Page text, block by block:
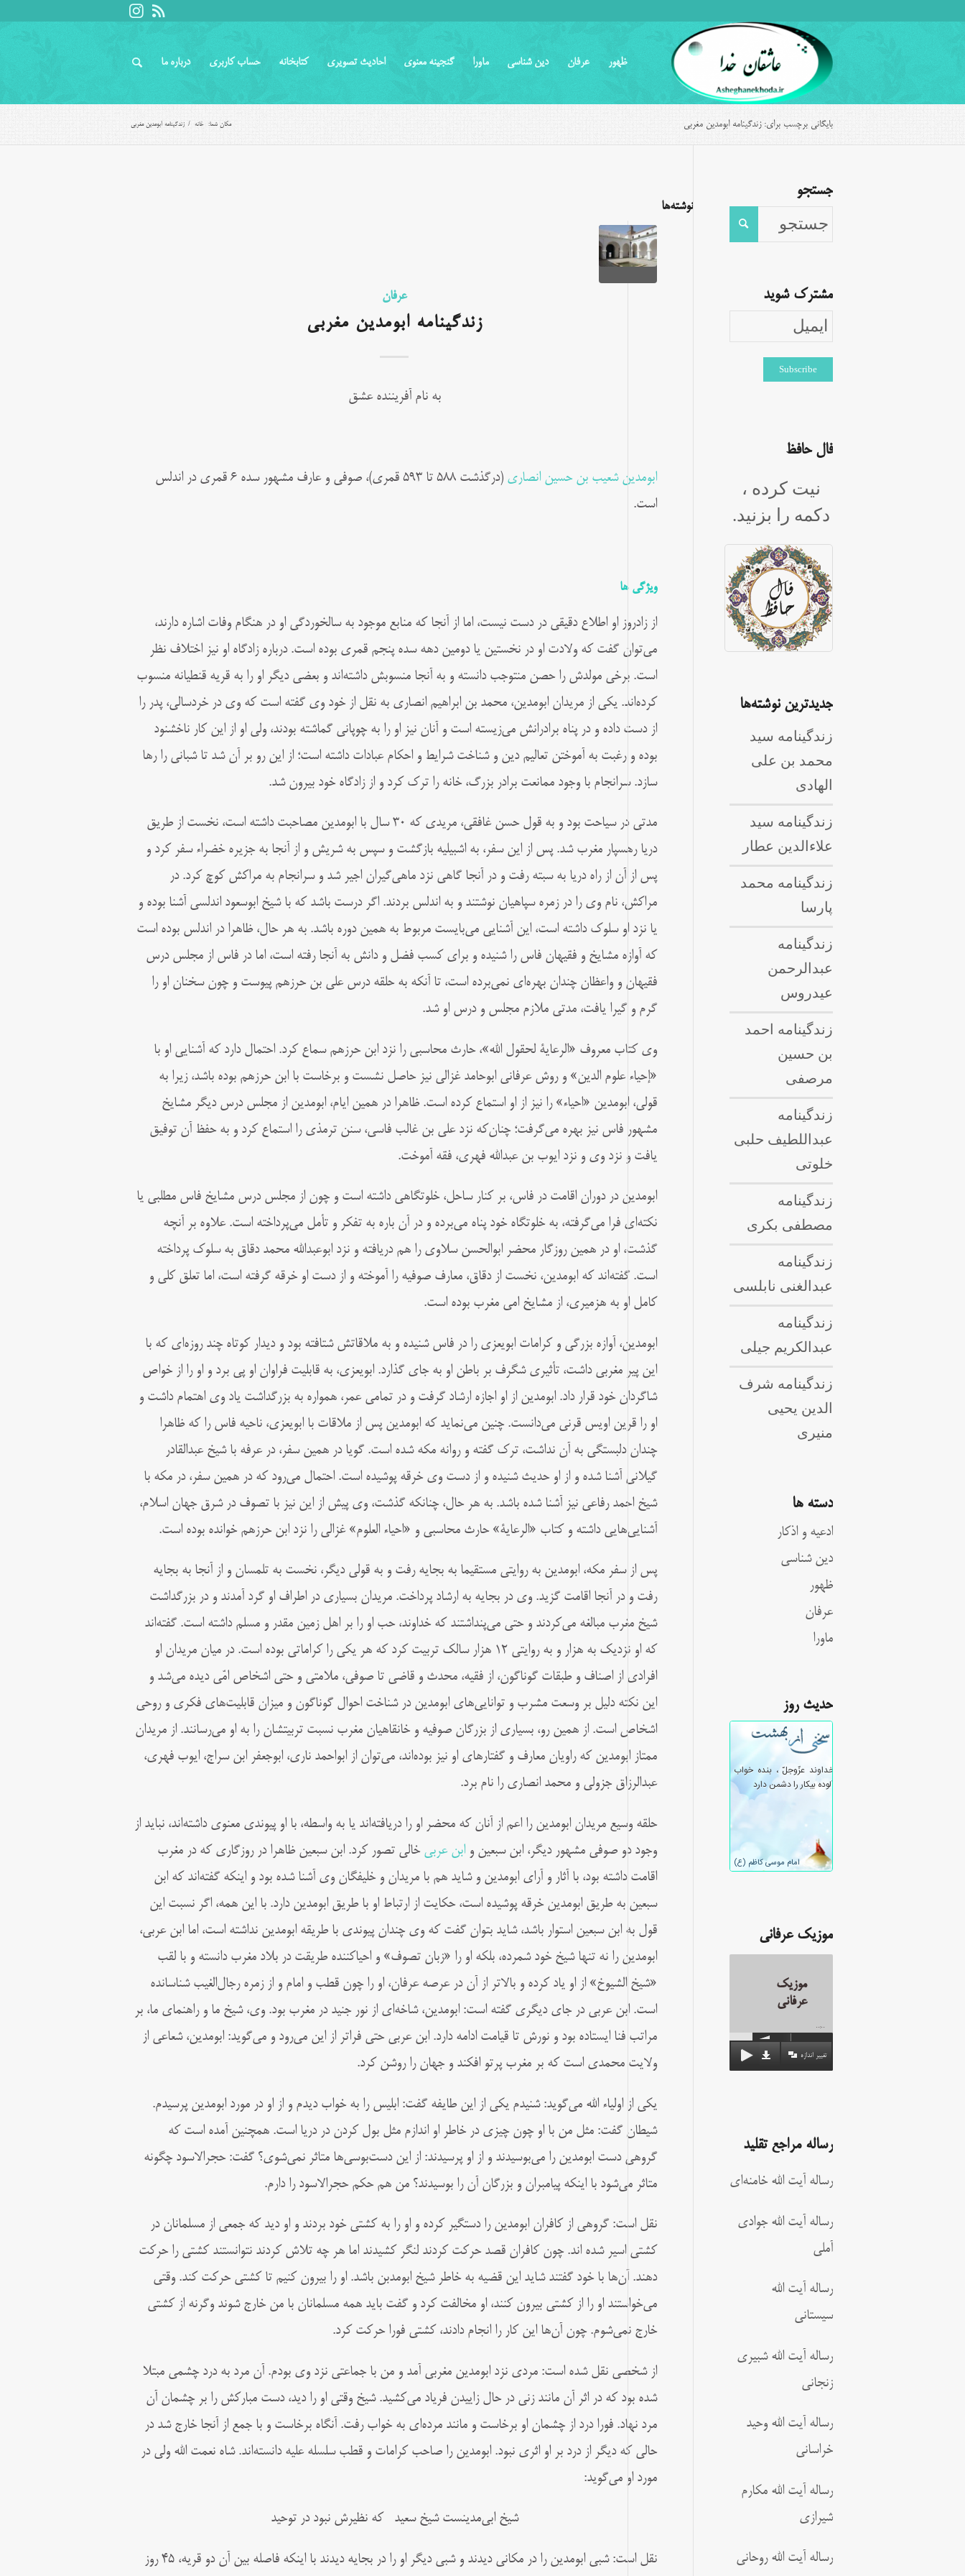
ظهور عرفان دین شناسی ماورا گنجینه معنوی احادیث تصویری کتابخانه حساب کاربری درباره ما
بایگانی برچسب برای: زندگینامه ابومدین مغربی مکان شما: خانه / زندگینامه ابومدین مغربی
نوشته‌ها
عرفان
زندگینامه ابومدین مغربی
به نام آفریننده عشق
ابومدين شعيب بن حسین انصارى
(درگذشت ۵۸۸ تا ۵۹۳ قمری)، صوفی و عارف مشهور سده ۶ قمری در اندلس
است.
ویژگی ها
از زادروز او اطلاع دقيقى در دست نيست، اما از آنجا كه منابع موجود به سالخوردگى او در هنگام وفات اشاره دارند،
مى‌توان گفت كه ولادت او در نخستين يا دومین دهه سده پنجم قمری بوده است. درباره زادگاه او نيز اختلاف‌ نظر
است. برخى مولدش را حصن منتوجب دانسته و به آنجا منسوبش داشته‌اند و بعضى ديگر او را به قريه قنطيانه منسوب
كرده‌اند. یکى از مريدان ابومدين، محمد بن ابراهیم انصارى به نقل از خود وى گفته است كه وی در خردسالى، پدر را
از دست داده و در پناه برادرانش مى‌زيسته است و آنان نيز او را به چوپانى گماشته بودند، ولى او از این كار ناخشنود
بوده و رغبت به آموختن تعاليم دين و شناخت شرايط و احكام عبادات داشته است؛ از اين‌ رو بر آن شد تا شبانى را رها
سازد. سرانجام با وجود ممانعت برادر بزرگ، خانه را ترک كرد و از زادگاه خود بيرون شد.
مدتى در سياحت بود و به قول حسن غافقى، مريدى كه ۳۰ سال با ابومدين مصاحبت داشته است، نخست از طريق
دريا رهسپار مغرب شد. پس از این سفر، به اشبيليه بازگشت و سپس به شريش و از آنجا به جزيره خضراء سفر كرد و
پس از آن از راه دريا به سبته رفت و در آنجا گاهى نزد ماهى‌گيران اجير شد و سرانجام به مراكش كوچ كرد. در
مراكش، نام وى را در زمره سپاهيان نوشتند و به اندلس بردند. اگر درست باشد كه با شيخ ابوسعود اندلسى آشنا بوده و
يا نزد او سلوک داشته است، این آشنايى مى‌بايست مربوط به همین دوره باشد. به‌ هر حال، ظاهرا در اندلس بوده است
كه آوازه مشايخ و فقيهان فاس را شنيده و برای كسب فضل و دانش به آنجا رفته است، اما در فاس از مجلس درس
فقيهان و واعظان چندان بهره‌اى نمى‌برده است، تا آنكه به حلقه درس على بن حرزهم پيوست و چون سخنان او را
گرم و گيرا يافت، مدتى ملازم مجلس و درس او شد.
وى کتاب معروف «الرعاية لحقول الله»، حارث محاسبى را نزد ابن حرزهم سماع كرد. احتمال دارد كه آشنايى او با
«إحياء علوم الدين» و روش عرفانى ابوحامد غزالى نيز حاصل نشست و برخاست با ابن حرزهم بوده باشد، زيرا به
قولى، ابومدين «احياء» را نيز از او استماع كرده است. ظاهرا در همین ايام، ابومدين از مجلس درس ديگر مشايخ
مشهور فاس نيز بهره مى‌گرفت؛ چنان‌كه نزد على بن غالب فاسى، سنن ترمذى را استماع كرد و به حفظ آن توفيق
يافت و نزد وى و نزد ايوب بن عبدالله فهرى، فقه آموخت.
ابومدين در دوران اقامت در فاس، بر كنار ساحل، خلوتگاهى داشته است و چون از مجلس درس مشايخ فاس مطلبى يا
نكته‌اى فرا مى‌گرفته، به خلوتگاه خود پناه مى‌برده و در آن باره به تفكر و تأمل مى‌پرداخته است. علاوه بر آنچه
گذشت، او در همین روزگار محضر ابوالحسن سلاوى را هم دريافته و نزد ابوعبدالله محمد دقاق به سلوک پرداخته
است. گفته‌اند كه ابومدين، نخست از دقاق، معارف صوفيه را آموخته و از دست او خرقه گرفته است، اما تعلق كلى و
كامل او به هزمیرى، از مشايخ امى مغرب بوده است.
ابومدين، آوازه بزرگى و كرامات ابویعزى را در فاس شنيده و به ملاقاتش شتافته بود و ديدار كوتاه چند روزه‌اى كه با
این پير مغربى داشت، تأثيرى شگرف بر باطن او به جاى گذارد. ابویعزى، به قابليت فراوان او پى برد و او را از خواص
شاگردان خود قرار داد. ابومدين از او اجازه ارشاد گرفت و در تمامى عمر، همواره به بزرگداشت ياد وى اهتمام داشت و
او را قرين اویس قرنى مى‌دانست. چنين مى‌نمايد كه ابومدين پس از ملاقات با ابویعزى، ناحيه فاس را كه ظاهرا
چندان دلبستگى به آن نداشت، ترک گفته و روانه مكه شده است. گویا در همین سفر، در عرفه با شيخ عبدالقادر
گيلانى آشنا شده و از او حديث شنيده و از دست وى خرقه پوشيده است. احتمال مى‌رود كه در همین سفر، در مكه با
شيخ احمد رفاعى نيز آشنا شده باشد. به‌ هر حال، چنانكه گذشت، وى پيش از این نيز با تصوف در شرق جهان اسلام،
آشنايى‌‌هایى داشته و کتاب «الرعاية» حارث محاسبى و «احياء العلوم» غزالى را نزد ابن حرزهم خوانده بوده است.
پس از سفر مكه، ابومدين به روايتى مستقيما به بجايه رفت و به قولى ديگر، نخست به تلمسان و از آنجا به بجايه
رفت و در آنجا اقامت گزيد. وى در بجايه به ارشاد پرداخت. مريدان بسيارى در اطراف او گرد آمدند و در بزرگداشت
شيخ مغرب مبالغه می‌كردند و حتى مى‌پنداشتند كه خداوند، حب او را بر اهل زمین مقدر و مسلم داشته است. گفته‌اند
كه او نزدیک به هزار و به روايتى ۱۲ هزار سالک تربيت كرد كه هر یکى را كراماتى بوده است. در میان مريدان او
افرادى از اصناف و طبقات گوناگون، از فقيه، محدث و قاضى تا صوفى، ملامتى و حتى اشخاص امّى ديده مى‌شد و
این نكته دليل بر وسعت مشرب و توانايى‌هاى ابومدين در شناخت احوال گوناگون و میزان قابليت‌هاى فكرى و روحى
اشخاص است. از همین رو، بسيارى از بزرگان صوفيه و خانقاهيان مغرب نسبت تربيتشان را به او مى‌رسانند. از مريدان
ممتاز ابومدين كه راویان معارف و گفتارهاى او نيز بوده‌اند، مى‌توان از ابواحمد ناری، ابوجعفر ابن سراج، ايوب فهرى،
عبدالرزاق جزولى و محمد انصارى را نام برد.
حلقه وسيع مريدان ابومدين را اعم از آنان كه محضر او را دريافته‌اند يا به واسطه، با او پيوندى معنوى داشته‌اند، نبايد از
وجود دو صوفى مشهور ديگر، ابن سبعين وابن عربى خالى تصور كرد. ابن سبعين ظاهرا در روزگارى كه در مغرب
اقامت داشته بود، با آثار و آرای ابومدين و شايد هم با مريدان و خليفگان وى آشنا شده بود و اينكه گفته‌اند كه ابن
سبعين به طريق ابومدين خرقه پوشيده است، حكايت از ارتباط او با طريق ابومدين دارد. با اين‌ همه، اگر نسبت این
قول به ابن سبعين استوار باشد، شايد بتوان گفت كه وى چندان پيوندى با طريقه ابومدين نداشته است، اما ابن عربى،
ابومدين را نه‌ تنها شيخ خود شمرده، بلكه او را «زبان تصوف» و احياكننده طريقت در بلاد مغرب دانسته و با لقب
«شيخ الشيوخ» از او ياد كرده و بالاتر از آن در عرصه عرفان، او را چون قطب و امام و از زمره رجال‌الغيب شناسانده
است. ابن عربی در جای دیگری گفته است: ابومدین، شاخه‌ای از نور جنید در مغرب بود. وی، شیخ ما و راهنمای ما، بر
مراتب فنا ایستاده بود و نورش تا قیامت ادامه دارد. ابن عربی حتی فراتر از این می‌رود و می‌گوید: ابومدین، شعاعی از
ولایت محمدی است که بر مغرب پرتو افکند و جهان را روشن کرد.
یکی از اولیاء الله‌ می‌گوید: شنیدم یکی از این طایفه گفت: ابلیس را به خواب دیدم و از او در مورد ابومدین پرسیدم.
شیطان گفت: مثل من با او چون چیزی در خاطر او اندازم مثل بول کردن در دریا است. همچنین آمده است که
گروهی دست ابومدین را می‌بوسیدند و از او پرسیدند: از این دست‌بوسی‌ها متاثر نمی‌شوی؟ گفت: حجرالاسود چگونه
متاثر می‌شود با اینکه پیامبران و بزرگان آن را بوسیدند؟ من هم حکم حجرالاسود را دارم.
نقل است: گروهی از کافران ابومدین را دستگیر کرده و او را به کشتی خود بردند و او دید که جمعی از مسلمانان در
کشتی اسیر شده اند. چون کافران قصد حرکت کردند لنگر کشیدند اما هر چه تلاش کردند نتوانستند کشتی را حرکت
دهند. آن‌ها با خود گفتند شاید این قضیه به خاطر شیخ ابومدبن باشد. او را بیرون کنیم تا کشتی حرکت کند. وقتی
می‌خواستند او را از کشتی بیرون کنند، او مخالفت کرد و گفت باید همه مسلمانان با من خارج شوند وگرنه از کشتی
خارج نمی‌شوم. چون آن‌ها این کار را انجام دادند، کشتی فورا حرکت کرد.
از شخصی نقل شده است: مردی نزد ابومدین مغربی آمد و من با جماعتی نزد وی بودم. آن مرد به درد چشمی مبتلا
شده بود که در اثر آن مانند زنی در حال زاییدن فریاد می‌کشید. شیخ وقتی او را دید، دست مبارکش را بر چشمان آن‌
مرد نهاد. فورا درد از چشمان او برخاست و مانند مرده‌ای به خواب رفت. آنگاه برخاست و با جمع از آنجا خارج شد در
حالی که دیگر از درد بر او اثری نبود. ابومدین را صاحب کرامات و قطب سلسله علیه دانسته‌اند. شاه نعمت الله ولی در
مورد او می‌گوید:
شیخ ابی‌مدینست شیخ سعید که نظیرش نبود در توحید
نقل است: شبی ابومدین را در مکانی دیدند و شبی دیگر او را در بجایه دیدند با اینکه فاصله بین آن دو قریه، ۴۵ روز
جستجو
مشترک شوید
فال حافظ
نیت کرده ،
دکمه را بزنید.
جدیدترین نوشته‌ها
زندگینامه سید
محمد بن علی
الهادی
زندگینامه سید
علاءالدین عطار
زندگینامه محمد
پارسا
زندگینامه
عبدالرحمن
عیدروس
زندگینامه احمد
بن حسین
مرصفی
زندگینامه
عبداللطيف حلبى
خلوتی
زندگینامه
مصطفی بکری
زندگینامه
عبدالغنی نابلسی
زندگینامه
عبدالکریم جیلی
زندگینامه شرف
الدین یحیی
منیری
دسته ها
ادعیه و اذکار
دین شناسی
ظهور
عرفان
ماورا
حدیث روز
موزیک عرفانی
موزیک
عرفانی
00:00
تغییر اندازه
رساله مراجع تقلید
رساله آیت الله خامنه‌ای
رساله آیت الله جوادی
آملی
رساله آیت الله
سیستانی
رساله آیت الله شبیری
زنجانی
رساله آیت الله وحید
خراسانی
رساله آیت الله مکارم
شیرازی
رساله آیت الله روحانی